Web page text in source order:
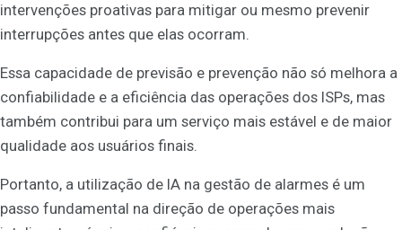
intervenções proativas para mitigar ou mesmo prevenir
interrupções antes que elas ocorram.
Essa capacidade de previsão e prevenção não só melhora a
confiabilidade e a eficiência das operações dos ISPs, mas
também contribui para um serviço mais estável e de maior
qualidade aos usuários finais.
Portanto, a utilização de IA na gestão de alarmes é um
passo fundamental na direção de operações mais